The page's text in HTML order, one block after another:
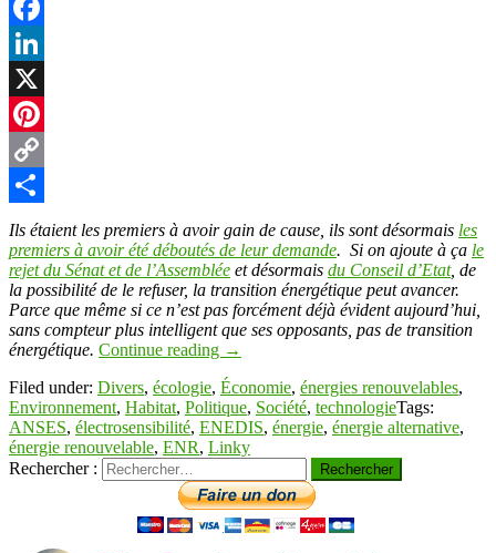
Facebook
LinkedIn
X
Pinterest
Copy
Link
Partager
Ils étaient les premiers à avoir gain de cause, ils sont désormais les
premiers à avoir été déboutés de leur demande. Si on ajoute à ça le
rejet du Sénat et de l’Assemblée et désormais du Conseil d’Etat, de
la possibilité de le refuser, la transition énergétique peut avancer.
Parce que même si ce n’est pas forcément déjà évident aujourd’hui,
sans compteur plus intelligent que ses opposants, pas de transition
énergétique. Continue reading →
Filed under: Divers, écologie, Économie, énergies renouvelables,
Environnement, Habitat, Politique, Société, technologieTags:
ANSES, électrosensibilité, ENEDIS, énergie, énergie alternative,
énergie renouvelable, ENR, Linky
Rechercher :